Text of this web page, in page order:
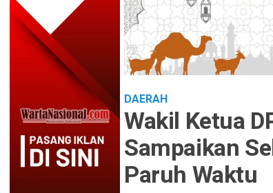
DAERAH
Wakil Ketua
Sampaikan
Paruh Waktu